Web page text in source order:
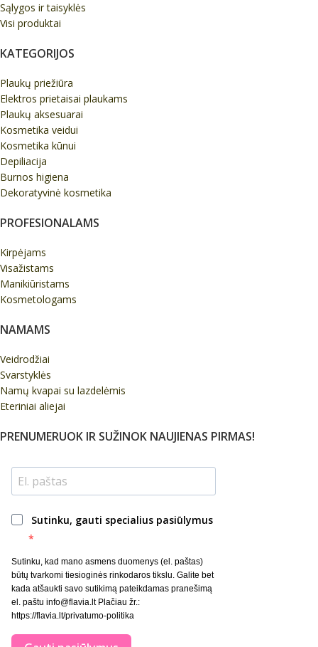
Sąlygos ir taisyklės
Visi produktai
KATEGORIJOS
Plaukų priežiūra
Elektros prietaisai plaukams
Plaukų aksesuarai
Kosmetika veidui
Kosmetika kūnui
Depiliacija
Burnos higiena
Dekoratyvinė kosmetika
PROFESIONALAMS
Kirpėjams
Visažistams
Manikiūristams
Kosmetologams
NAMAMS
Veidrodžiai
Svarstyklės
Namų kvapai su lazdelėmis
Eteriniai aliejai
PRENUMERUOK IR SUŽINOK NAUJIENAS PIRMAS!
Sutinku, gauti specialius pasiūlymus
Sutinku, kad mano asmens duomenys (el. paštas)
būtų tvarkomi tiesioginės rinkodaros tikslu. Galite bet
kada atšaukti savo sutikimą pateikdamas pranešimą
el. paštu info@flavia.lt Plačiau žr.:
https://flavia.lt/privatumo-politika